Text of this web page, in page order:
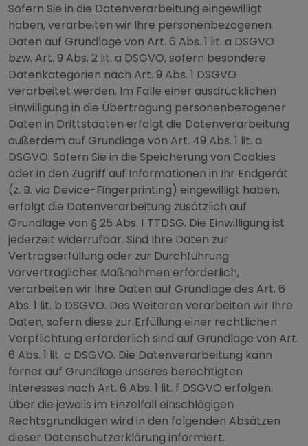
Sofern Sie in die Datenverarbeitung eingewilligt
haben, verarbeiten wir Ihre personenbezogenen
Daten auf Grundlage von Art. 6 Abs. 1 lit. a DSGVO
bzw. Art. 9 Abs. 2 lit. a DSGVO, sofern besondere
Datenkategorien nach Art. 9 Abs. 1 DSGVO
verarbeitet werden. Im Falle einer ausdrücklichen
Einwilligung in die Übertragung personenbezogener
Daten in Drittstaaten erfolgt die Datenverarbeitung
außerdem auf Grundlage von Art. 49 Abs. 1 lit. a
DSGVO. Sofern Sie in die Speicherung von Cookies
oder in den Zugriff auf Informationen in Ihr Endgerät
(z. B. via Device-Fingerprinting) eingewilligt haben,
erfolgt die Datenverarbeitung zusätzlich auf
Grundlage von § 25 Abs. 1 TTDSG. Die Einwilligung ist
jederzeit widerrufbar. Sind Ihre Daten zur
Vertragserfüllung oder zur Durchführung
vorvertraglicher Maßnahmen erforderlich,
verarbeiten wir Ihre Daten auf Grundlage des Art. 6
Abs. 1 lit. b DSGVO. Des Weiteren verarbeiten wir Ihre
Daten, sofern diese zur Erfüllung einer rechtlichen
Verpflichtung erforderlich sind auf Grundlage von Art.
6 Abs. 1 lit. c DSGVO. Die Datenverarbeitung kann
ferner auf Grundlage unseres berechtigten
Interesses nach Art. 6 Abs. 1 lit. f DSGVO erfolgen.
Über die jeweils im Einzelfall einschlägigen
Rechtsgrundlagen wird in den folgenden Absätzen
dieser Datenschutzerklärung informiert.